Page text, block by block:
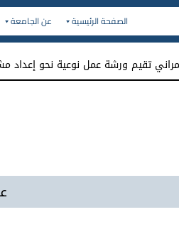
الصفحة الرئيسية عن الجامعة
تقيم ورشة عمل نوعية نحو إعداد